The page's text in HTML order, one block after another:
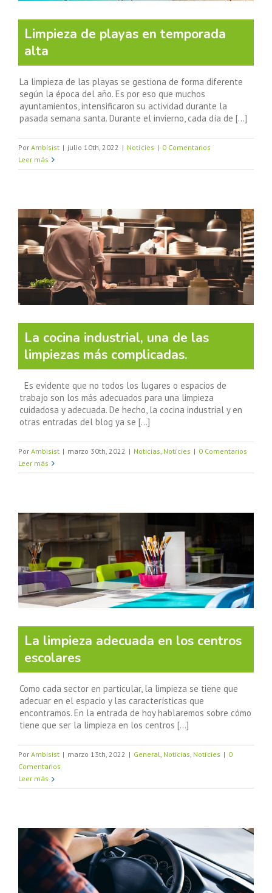
Limpieza de playas en temporada
alta
La limpieza de las playas se gestiona de forma diferente
según la época del año. Es por eso que muchos
ayuntamientos, intensificaron su actividad durante la
pasada semana santa. Durante el invierno, cada día de [...]
Por Ambisist | julio 10th, 2022 | Notícies | 0 Comentarios
Leer más
La cocina industrial, una de las
limpiezas más complicadas.
Es evidente que no todos los lugares o espacios de
trabajo son los más adecuados para una limpieza
cuidadosa y adecuada. De hecho, la cocina industrial y en
otras entradas del blog ya se [...]
Por Ambisist | marzo 30th, 2022 | Noticias Notícies | 0 Comentarios
Leer más
La limpieza adecuada en los centros
escolares
Como cada sector en particular, la limpieza se tiene que
adecuar en el espacio y las características que
encontramos. En la entrada de hoy hablaremos sobre cómo
tiene que ser la limpieza en los centros [...]
Por Ambisist | marzo 13th, 2022 | General, Noticias, Notícies | 0
Comentarios
Leer más